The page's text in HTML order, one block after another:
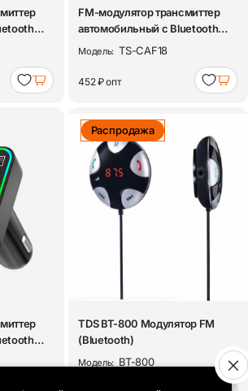
FM-модулятор трансмиттер
автомобильный с Bluetooth
TDS TS-CA...
Модель: TS-CAF18
452 ₽опт
Распродажа
TDS BT-800 Модулятор FM
(Bluetooth)
Модель: BT-800